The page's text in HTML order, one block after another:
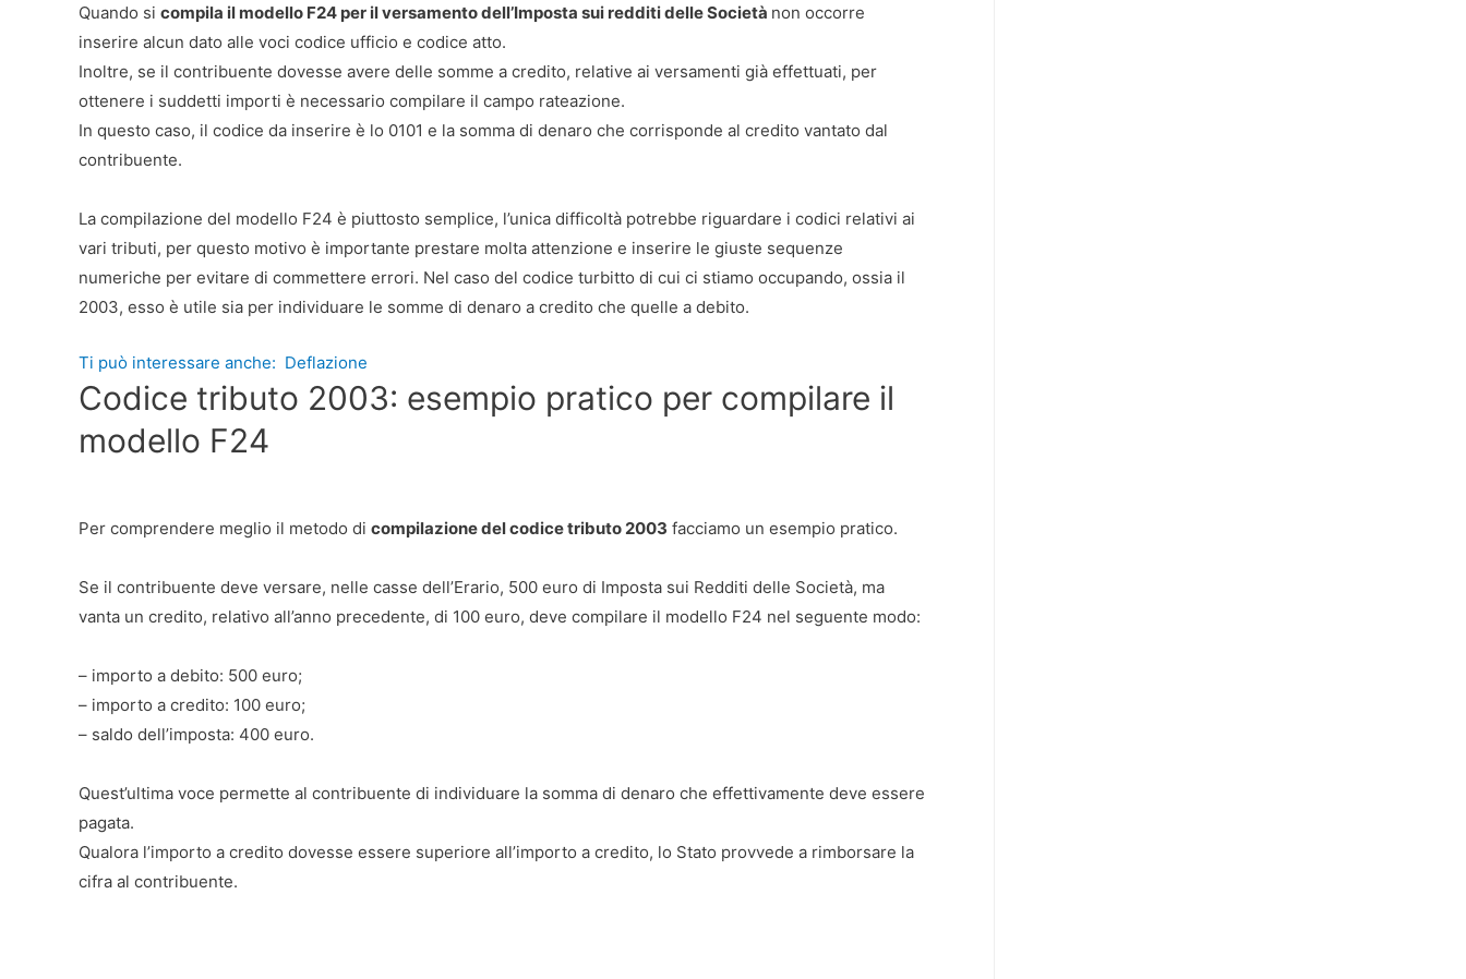
Quando si compila il modello F24 per il versamento dell’Imposta sui redditi delle Società non occorre
inserire alcun dato alle voci codice ufficio e codice atto.
Inoltre, se il contribuente dovesse avere delle somme a credito, relative ai versamenti già effettuati, per
ottenere i suddetti importi è necessario compilare il campo rateazione.
In questo caso, il codice da inserire è lo 0101 e la somma di denaro che corrisponde al credito vantato dal
contribuente.
La compilazione del modello F24 è piuttosto semplice, l’unica difficoltà potrebbe riguardare i codici relativi ai
vari tributi, per questo motivo è importante prestare molta attenzione e inserire le giuste sequenze
numeriche per evitare di commettere errori. Nel caso del codice turbitto di cui ci stiamo occupando, ossia il
2003, esso è utile sia per individuare le somme di denaro a credito che quelle a debito.
Ti può interessare anche: Deflazione
Codice tributo 2003: esempio pratico per compilare il
modello F24
Per comprendere meglio il metodo di compilazione del codice tributo 2003 facciamo un esempio pratico.
Se il contribuente deve versare, nelle casse dell’Erario, 500 euro di Imposta sui Redditi delle Società, ma
vanta un credito, relativo all’anno precedente, di 100 euro, deve compilare il modello F24 nel seguente modo:
– importo a debito: 500 euro;
– importo a credito: 100 euro;
– saldo dell’imposta: 400 euro.
Quest’ultima voce permette al contribuente di individuare la somma di denaro che effettivamente deve essere
pagata.
Qualora l’importo a credito dovesse essere superiore all’importo a credito, lo Stato provvede a rimborsare la
cifra al contribuente.